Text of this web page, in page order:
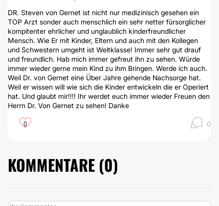
DR. Steven von Gernet ist nicht nur medizinisch gesehen ein
TOP Arzt sonder auch menschlich ein sehr netter fürsorglicher
kompitenter ehrlicher und unglaublich kinderfreundlicher
Mensch. Wie Er mit Kinder, Eltern und auch mit den Kollegen
und Schwestern umgeht ist Weltklasse! Immer sehr gut drauf
und freundlich. Hab mich immer gefreut ihn zu sehen. Würde
immer wieder gerne mein Kind zu ihm Bringen. Werde ich auch.
Weil Dr. von Gernet eine Über Jahre gehende Nachsorge hat.
Weil er wissen will wie sich die Kinder entwickeln die er Operiert
hat. Und glaubt mir!!!! Ihr werdet euch immer wieder Freuen den
Herrn Dr. Von Gernet zu sehen! Danke
0 0
KOMMENTARE (0)